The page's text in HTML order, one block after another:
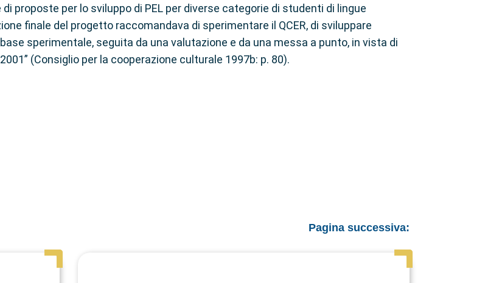
proposte per lo sviluppo di PEL per diverse categorie di studenti di lingue
finale del progetto raccomandava di sperimentare il QCER, di sviluppare
sperimentale, seguita da una valutazione e da una messa a punto, in vista di
(Consiglio per la cooperazione culturale 1997b: p. 80).
Pagina successiva: